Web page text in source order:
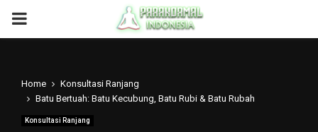
PRIMARY
Home
Konsultasi Ranjang
Batu Bertuah: Batu Kecubung, Batu Rubi & Batu Rubah
Konsultasi Ranjang